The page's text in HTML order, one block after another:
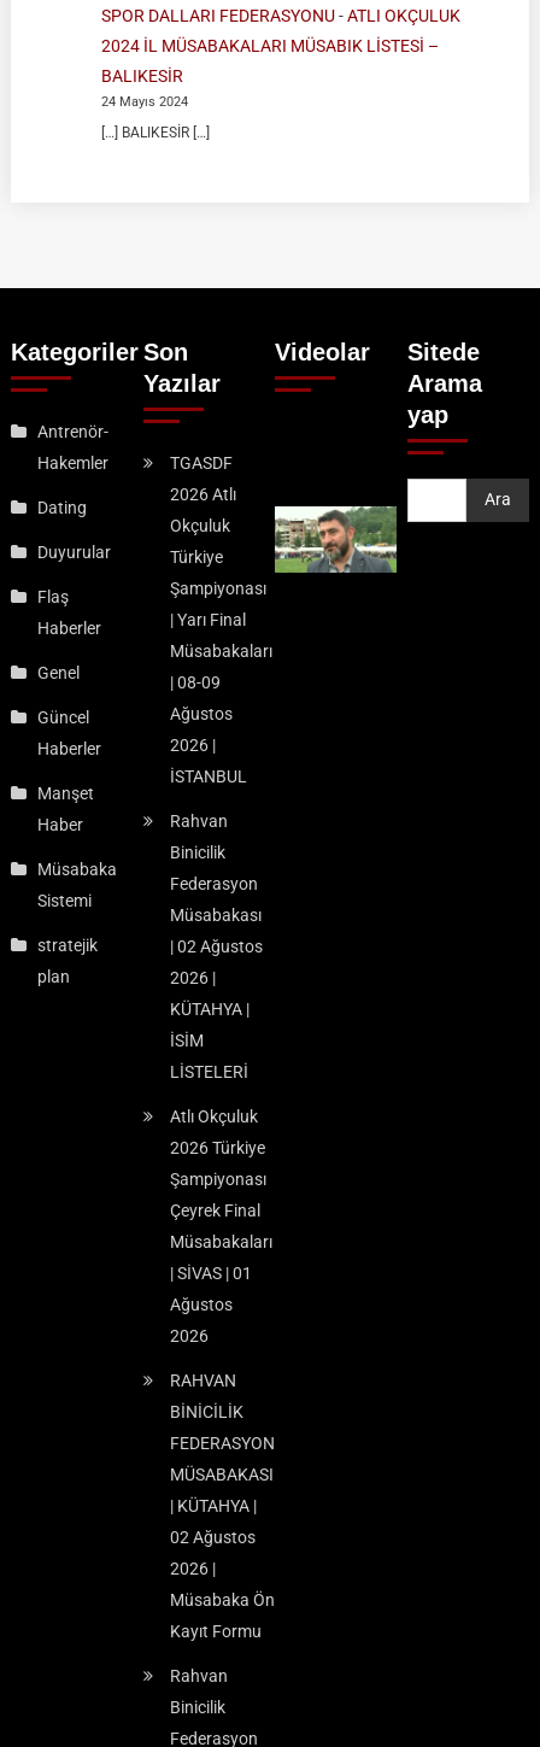
SPOR DALLARI FEDERASYONU-ATLI OKÇULUK
2024 İL MÜSABAKALARI MÜSABIK LİSTESİ –
BALIKESİR
24 Mayıs 2024
[…] BALIKESİR […]
Kategoriler
Antrenör-
Hakemler
Dating
Duyurular
Flaş
Haberler
Genel
Güncel
Haberler
Manşet
Haber
Müsabaka
Sistemi
stratejik
plan
Son
Yazılar
TGASDF
2026 Atlı
Okçuluk
Türkiye
Şampiyonası
| Yarı Final
Müsabakaları
| 08-09
Ağustos
2026 |
İSTANBUL
Rahvan
Binicilik
Federasyon
Müsabakası
| 02 Ağustos
2026 |
KÜTAHYA |
İSİM
LİSTELERİ
Atlı Okçuluk
2026 Türkiye
Şampiyonası
Çeyrek Final
Müsabakaları
| SİVAS | 01
Ağustos
2026
RAHVAN
BİNİCİLİK
FEDERASYON
MÜSABAKASI
| KÜTAHYA |
02 Ağustos
2026 |
Müsabaka Ön
Kayıt Formu
Rahvan
Binicilik
Federasyon
Videolar
Sitede
Arama
yap
Ara